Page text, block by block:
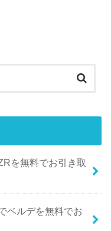
を無料でお引き取
ベルデを無料でお